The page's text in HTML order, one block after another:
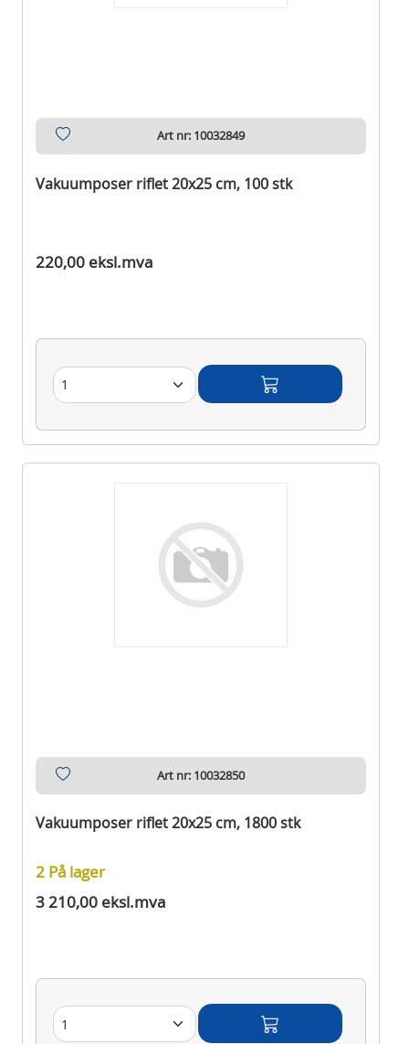
Art nr: 10032849
Vakuumposer riflet 20x25 cm, 100 stk
220,00 eksl.mva
Art nr: 10032850
Vakuumposer riflet 20x25 cm, 1800 stk
2 På lager
3 210,00 eksl.mva